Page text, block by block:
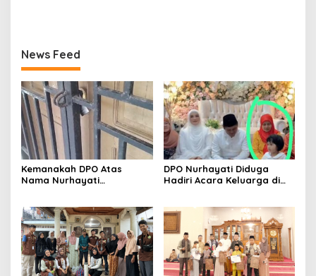
News Feed
Kemanakah DPO Atas
Nama Nurhayati
DPO Nurhayati Diduga
Hadiri Acara Keluarga di
Penegakan Hukum